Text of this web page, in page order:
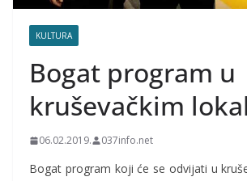
KULTURA
Bogat program u
kruševačkim
06.02.2019. 037info.net
Bogat program koji će se odvijati u